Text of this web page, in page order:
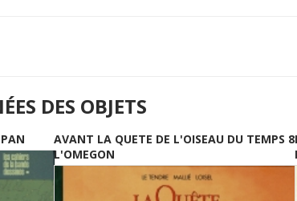
DES OBJETS
AVANT LA QUETE DE L'OISEAU DU TEMPS 8
L'OMEGON